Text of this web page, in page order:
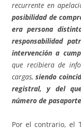
recurrente en
posibilidad de
era persona
responsabilidad
intervención a
que recibiera de
cargas,siendo
registral, y del
número de
Por el contrario, el